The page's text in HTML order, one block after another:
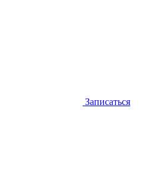
Записаться